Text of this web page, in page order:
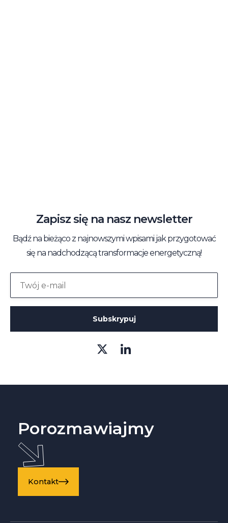
Zapisz się na nasz newsletter
Bądź na bieżąco z najnowszymi wpisami jak przygotować
się na nadchodzącą transformacje energetyczną!
Porozmawiajmy
Kontakt